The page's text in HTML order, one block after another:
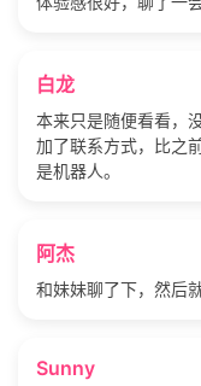
白龙
本来只是随便看看，
加了联系方式，比之
是机器人。
阿杰
和妹妹聊了下，然后
Sunny